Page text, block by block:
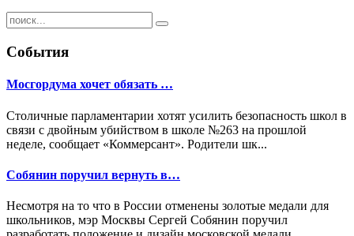
События
Мосгордума хочет обязать …
Столичные парламентарии хотят усилить безопасность школ в
связи с двойным убийством в школе №263 на прошлой
неделе, сообщает «Коммерсант». Родители шк...
Собянин поручил вернуть в…
Несмотря на то что в России отменены золотые медали для
школьников, мэр Москвы Сергей Собянин поручил